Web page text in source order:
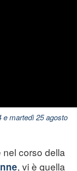
e martedì 25 agosto
corso della
, vi è quella